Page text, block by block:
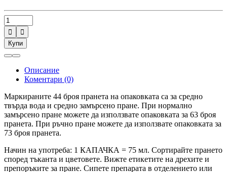


Купи
Описание
Коментари (0)
Маркираните 44 броя пранета на опаковката са за средно
твърда вода и средно замърсено пране. При нормално
замърсено пране можете да използвате опаковката за 63 броя
пранета. При ръчно пране можете да използвате опаковката за
73 броя пранета.
Начин на употреба: 1 КАПАЧКА = 75 мл. Сортирайте прането
според тъканта и цветовете. Вижте етикетите на дрехите и
препоръките за пране. Сипете препарата в отделението или